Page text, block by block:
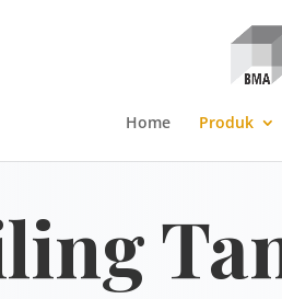
Home Produk